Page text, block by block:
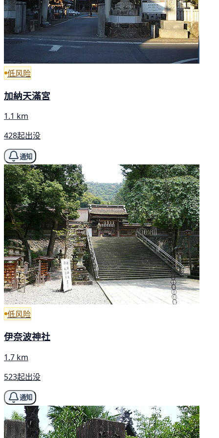
低风险
加納天滿宮
1.1 km
428起出没
通知
低风险
伊奈波神社
1.7 km
523起出没
通知